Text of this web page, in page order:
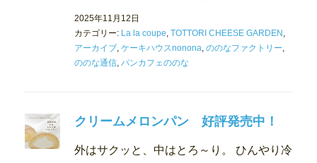
2025年11月12日
カテゴリー: La la coupe, TOTTORI CHEESE GARDEN ,
アーカイブ, ケーキハウスnonona, ののなファクトリー,
ののな通信, パンカフェののな
クリームメロンパン 好評発売中！
外はサクッと、中はとろ～り。 ひんやり冷